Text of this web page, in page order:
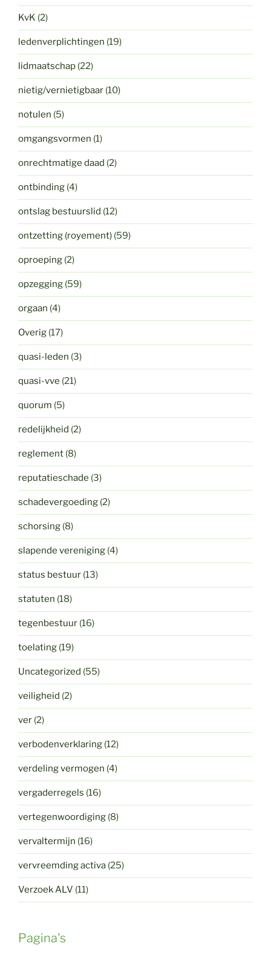
KvK (2)
ledenverplichtingen (19)
lidmaatschap (22)
nietig/vernietigbaar (10)
notulen (5)
omgangsvormen (1)
onrechtmatige daad (2)
ontbinding (4)
ontslag bestuurslid (12)
ontzetting (royement) (59)
oproeping (2)
opzegging (59)
orgaan (4)
Overig (17)
quasi-leden (3)
quasi-vve (21)
quorum (5)
redelijkheid (2)
reglement (8)
reputatieschade (3)
schadevergoeding (2)
schorsing (8)
slapende vereniging (4)
status bestuur (13)
statuten (18)
tegenbestuur (16)
toelating (19)
Uncategorized (55)
veiligheid (2)
ver (2)
verbodenverklaring (12)
verdeling vermogen (4)
vergaderregels (16)
vertegenwoordiging (8)
vervaltermijn (16)
vervreemding activa (25)
Verzoek ALV (11)
Pagina's